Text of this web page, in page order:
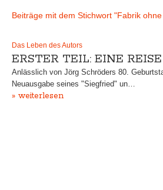
Beiträge mit dem Stichwort "Fabrik
Das Leben des Autors
ERSTER TEIL: EINE
Anlässlich von Jörg Schröders 80.
Neuausgabe seines "Siegfried" un…
» weiterlesen